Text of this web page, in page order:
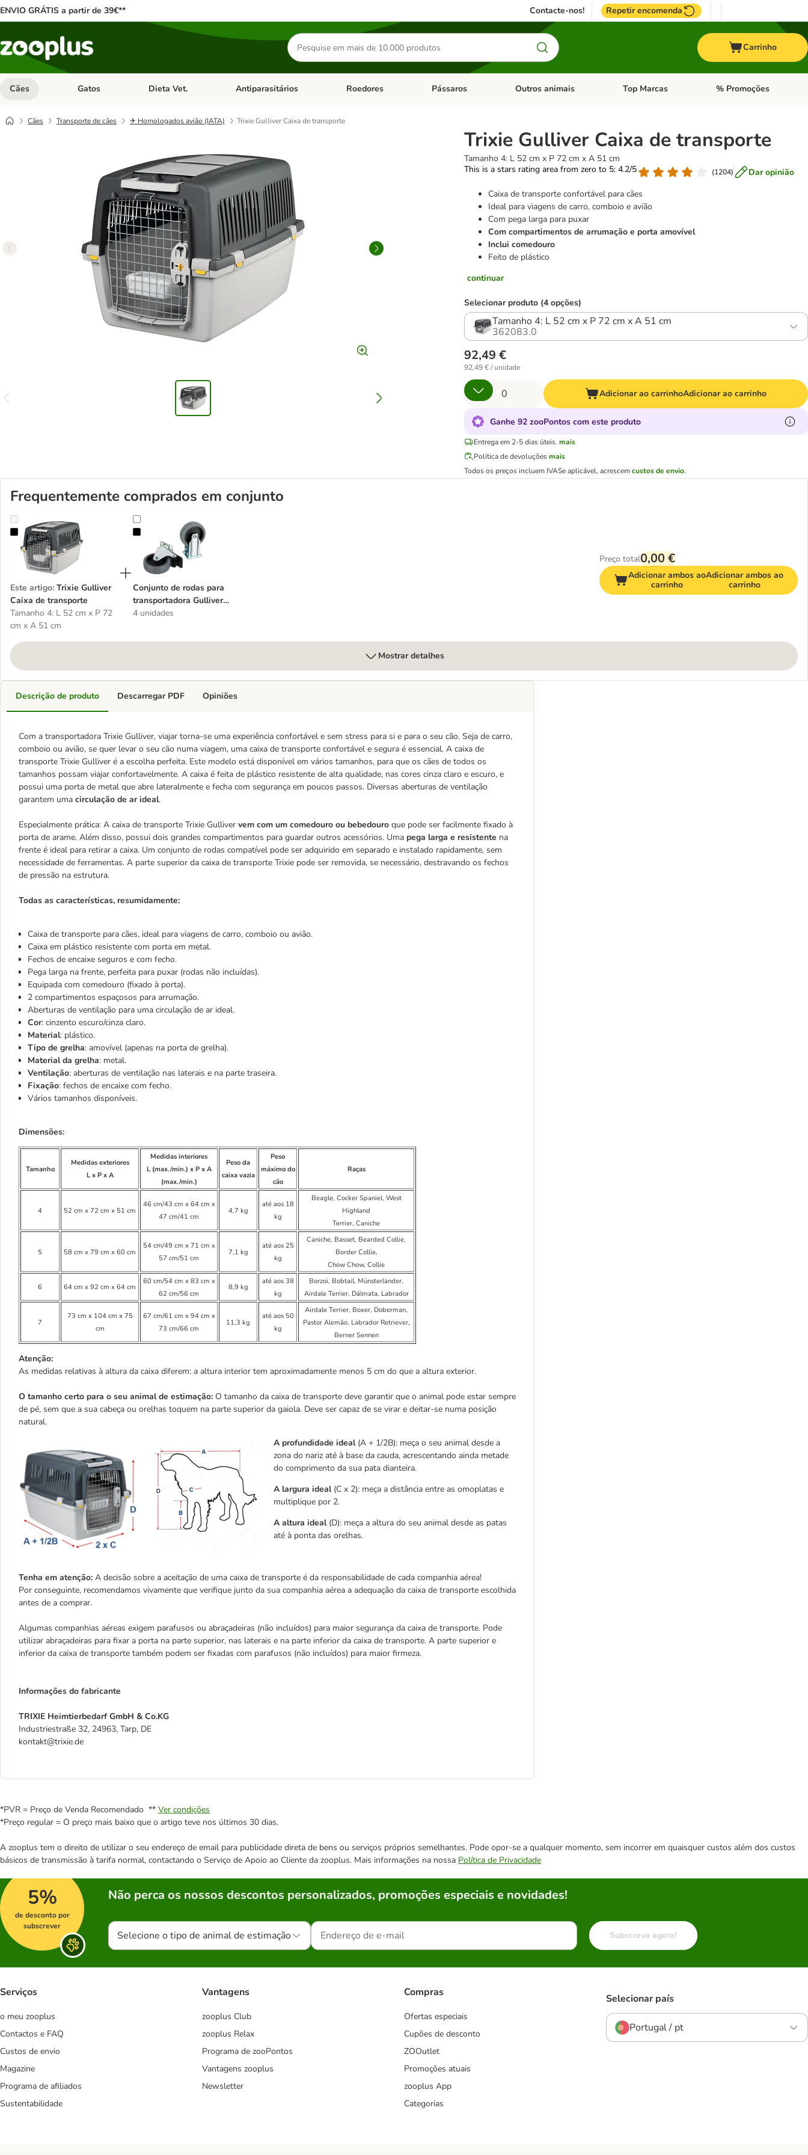
ENVIO GRÁTIS a partir de 39€** Contacte-nos! Repetir encomenda
Pesquisar
produtos
Carrinho
Cães Abrir menu de categoria: Cães
Gatos Abrir menu de categoria: Gatos
Dieta Vet. Abrir menu de categoria: Dieta Vet.
Antiparasitários Abrir menu de categoria: Antiparasitários
Roedores Abrir menu de categoria: Roedores
Pássaros Abrir menu de categoria: Pássaros
Outros animais Abrir menu de categoria: Outros animais
Top Marcas Abrir menu de categoria:
% Promoções
Cães Transporte de cães ✈ Homologados avião (IATA) Trixie Gulliver Caixa de transporte
Trixie Gulliver Caixa de transporte
Tamanho 4: L 52 cm x P 72 cm x A 51 cm
This is a stars rating area from zero to 5: 4.2/5
(1204)
Dar opinião
Caixa de transporte confortável para cães
Ideal para viagens de carro, comboio e avião
Com pega larga para puxar
Com compartimentos de arrumação e porta amovível
Inclui comedouro
Feito de plástico
continuar
Selecionar produto (4 opções)
Tamanho 4: L 52 cm x P 72 cm x A 51 cm
362083.0
92,49 €
92,49 € / unidade
Adicionar ao carrinhoAdicionar ao carrinho
Ganhe 92 zooPontos com este produto
Entrega em 2-5 dias úteis. mais
Política de devoluções mais
Todos os preços incluem IVASe aplicável, acrescemcustos de envio.
Frequentemente comprados em conjunto
Trixie Gulliver Caixa de transporte
Este artigo: Trixie Gulliver
Caixa de transporte
Tamanho 4: L 52 cm x P 72
cm x A 51 cm
Conjunto de rodas para transportadora Gulliver Trixie IATA para cães
Conjunto de rodas para
transportadora Gulliver
Trixie IATA para cães
4 unidades
Preço total0,00 €
Adicionar ambos ao
carrinho
Adicionar ambos ao
carrinho
Mostrar detalhes
Descrição de produto
Com a transportadora Trixie Gulliver, viajar torna-se uma experiência confortável e sem stress para si e para o seu cão. Seja de carro,
comboio ou avião, se quer levar o seu cão numa viagem, uma caixa de transporte confortável e segura é essencial. A caixa de
transporte Trixie Gulliver é a escolha perfeita. Este modelo está disponível em vários tamanhos, para que os cães de todos os
tamanhos possam viajar confortavelmente. A caixa é feita de plástico resistente de alta qualidade, nas cores cinza claro e escuro, e
possui uma porta de metal que abre lateralmente e fecha com segurança em poucos passos. Diversas aberturas de ventilação
garantem uma circulação de ar ideal.
Especialmente prática: A caixa de transporte Trixie Gulliver vem com um comedouro ou bebedouro que pode ser facilmente fixado à
porta de arame. Além disso, possui dois grandes compartimentos para guardar outros acessórios. Uma pega larga e resistente na
frente é ideal para retirar a caixa. Um conjunto de rodas compatível pode ser adquirido em separado e instalado rapidamente, sem
necessidade de ferramentas. A parte superior da caixa de transporte Trixie pode ser removida, se necessário, destravando os fechos
de pressão na estrutura.
Todas as características, resumidamente:
Caixa de transporte para cães, ideal para viagens de carro, comboio ou avião.
Caixa em plástico resistente com porta em metal.
Fechos de encaixe seguros e com fecho.
Pega larga na frente, perfeita para puxar (rodas não incluídas).
Equipada com comedouro (fixado à porta).
2 compartimentos espaçosos para arrumação.
Aberturas de ventilação para uma circulação de ar ideal.
Cor: cinzento escuro/cinza claro.
Material: plástico.
Tipo de grelha: amovível (apenas na porta de grelha).
Material da grelha: metal.
Ventilação: aberturas de ventilação nas laterais e na parte traseira.
Fixação: fechos de encaixe com fecho.
Vários tamanhos disponíveis.
Dimensões:
Tamanho
Medidas exteriores
L x P x A
Medidas interiores
L (max./min.) x P x A
(max./min.)
Peso da
caixa vazia
Peso
máximo do
cão
Raças
4 52 cm x 72 cm x 51 cm
46 cm/43 cm x 64 cm x
47 cm/41 cm
4,7 kg
até aos 18
kg
Beagle, Cocker Spaniel, West
Highland
Terrier, Caniche
5 58 cm x 79 cm x 60 cm
54 cm/49 cm x 71 cm x
57 cm/51 cm
7,1 kg
até aos 25
kg
Caniche, Basset, Bearded Collie,
Border Collie,
Chow Chow, Collie
6 64 cm x 92 cm x 64 cm
60 cm/54 cm x 83 cm x
62 cm/56 cm
8,9 kg
até aos 38
kg
Borzoi, Bobtail, Münsterländer,
Airdale Terrier, Dálmata, Labrador
7
73 cm x 104 cm x 75
cm
67 cm/61 cm x 94 cm x
73 cm/66 cm
11,3 kg
até aos 50
kg
Airdale Terrier, Boxer, Doberman,
Pastor Alemão, Labrador Retriever,
Berner Sennen
Atenção:
As medidas relativas à altura da caixa diferem: a altura interior tem aproximadamente menos 5 cm do que a altura exterior.
O tamanho certo para o seu animal de estimação: O tamanho da caixa de transporte deve garantir que o animal pode estar sempre
de pé, sem que a sua cabeça ou orelhas toquem na parte superior da gaiola. Deve ser capaz de se virar e deitar-se numa posição
natural.
A profundidade ideal(A + 1/2B): meça o seu animal desde a
zona do nariz até à base da cauda, acrescentando ainda metade
do comprimento da sua pata dianteira.
A largura ideal(C x 2): meça a distância entre as omoplatas e
multiplique por 2.
A altura ideal (D): meça a altura do seu animal desde as patas
até à ponta das orelhas.
Tenha em atenção: A decisão sobre a aceitação de uma caixa de transporte é da responsabilidade de cada companhia aérea!
Por conseguinte, recomendamos vivamente que verifique junto da sua companhia aérea a adequação da caixa de transporte escolhida
antes de a comprar.
Algumas companhias aéreas exigem parafusos ou abraçadeiras (não incluídos) para maior segurança da caixa de transporte. Pode
utilizar abraçadeiras para fixar a porta na parte superior, nas laterais e na parte inferior da caixa de transporte. A parte superior e
inferior da caixa de transporte também podem ser fixadas com parafusos (não incluídos) para maior firmeza.
Informações do fabricante
TRIXIE Heimtierbedarf GmbH & Co.KG
Industriestraße 32, 24963, Tarp, DE
kontakt@trixie.de
Descarregar PDF Opiniões
*PVR = Preço de Venda Recomendado ** Ver condições
*Preço regular = O preço mais baixo que o artigo teve nos últimos 30 dias.
A zooplus tem o direito de utilizar o seu endereço de email para publicidade direta de bens ou serviços próprios semelhantes. Pode opor-se a qualquer momento, sem incorrer em quaisquer custos além dos custos
básicos de transmissão à tarifa normal, contactando o Serviço de Apoio ao Cliente da zooplus. Mais informações na nossa Política de Privacidade
5%
de desconto por
subscrever
Não perca os nossos descontos personalizados, promoções especiais e novidades!
Selecione o tipo de animal de estimação Subscreva agora!
Serviços
o meu zooplus
Contactos e FAQ
Custos de envio
Magazine
Programa de afiliados
Sustentabilidade
Vantagens
zooplus Club
zooplus Relax
Programa de zooPontos
Vantagens zooplus
Newsletter
Compras
Ofertas especiais
Cupões de desconto
ZOOutlet
Promoções atuais
zooplus App
Categorias
Selecionar país
Portugal / pt